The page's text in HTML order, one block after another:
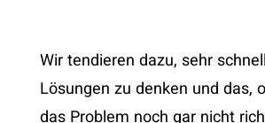
Wir tendieren dazu, sehr
Lösungen zu denken und das,